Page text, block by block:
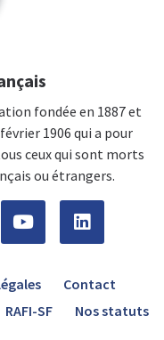
fondée en 1887 et
1906 qui a pour
ceux qui sont morts
ou étrangers.
Contact
RAFI-SF Nos statuts